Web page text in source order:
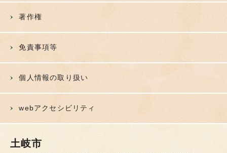
著作権
免責事項等
個人情報の取り扱い
webアクセシビリティ
土岐市